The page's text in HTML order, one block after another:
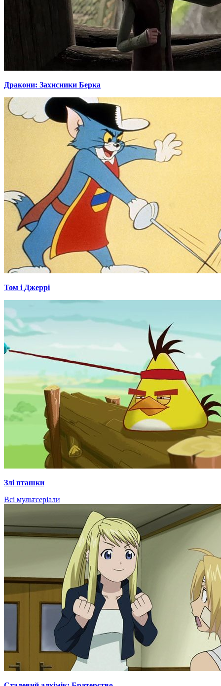
Дракони: Захисники Берка
Том і Джеррі
Злі пташки
Всі мультсеріали